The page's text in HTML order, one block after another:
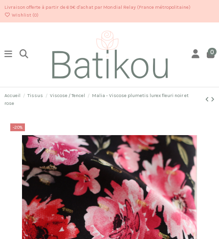
Livraison offerte à partir de 69€ d'achat par Mondial Relay (France métropolitaine)
Wishlist (0)
0
Accueil Tissus Viscose / Tencel
Malia - Viscose plumetis lurex fleuri noir et
rose
-20%